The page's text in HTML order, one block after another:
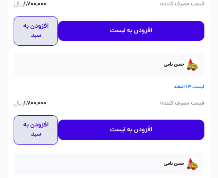
قیمت مصرف کننده:
1,700,000ریال
افزودن به لیست
افزودن به
سبد
حسن نامی
لیست 13 اسفند
قیمت مصرف کننده:
1,700,000ریال
افزودن به لیست
افزودن به
سبد
حسن نامی